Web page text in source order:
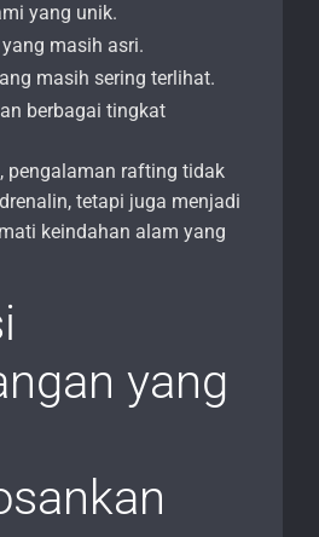
yang unik.
masih asri.
masih sering terlihat.
berbagai tingkat
pengalaman rafting tidak
tetapi juga menjadi
keindahan alam yang
yang